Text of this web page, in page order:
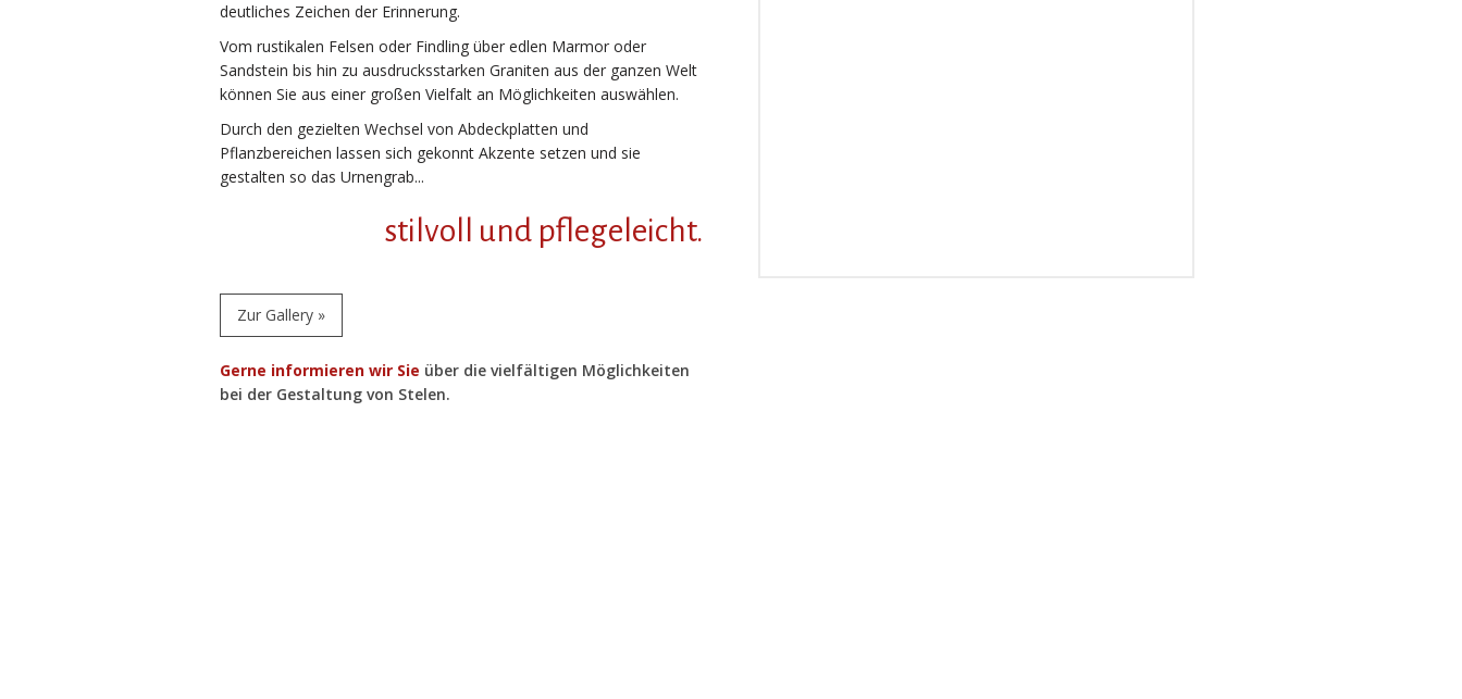
deutliches Zeichen der Erinnerung.
Vom rustikalen Felsen oder Findling über edlen Marmor oder
Sandstein bis hin zu ausdrucksstarken Graniten aus der ganzen Welt
können Sie aus einer großen Vielfalt an Möglichkeiten auswählen.
Durch den gezielten Wechsel von Abdeckplatten und
Pflanzbereichen lassen sich gekonnt Akzente setzen und sie
gestalten so das Urnengrab...
stilvoll und pflegeleicht.
Zur Gallery »
Gerne informieren wir Sie über die vielfältigen Möglichkeiten
bei der Gestaltung von Stelen.